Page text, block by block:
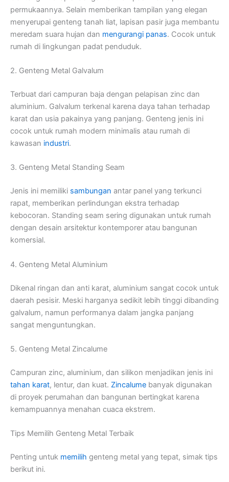
permukaannya. Selain memberikan tampilan yang elegan
menyerupai genteng tanah liat, lapisan pasir juga membantu
meredam suara hujan dan mengurangi panas. Cocok untuk
rumah di lingkungan padat penduduk.
2. Genteng Metal Galvalum
Terbuat dari campuran baja dengan pelapisan zinc dan
aluminium. Galvalum terkenal karena daya tahan terhadap
karat dan usia pakainya yang panjang. Genteng jenis ini
cocok untuk rumah modern minimalis atau rumah di
kawasan industri.
3. Genteng Metal Standing Seam
Jenis ini memiliki sambungan antar panel yang terkunci
rapat, memberikan perlindungan ekstra terhadap
kebocoran. Standing seam sering digunakan untuk rumah
dengan desain arsitektur kontemporer atau bangunan
komersial.
4. Genteng Metal Aluminium
Dikenal ringan dan anti karat, aluminium sangat cocok untuk
daerah pesisir. Meski harganya sedikit lebih tinggi dibanding
galvalum, namun performanya dalam jangka panjang
sangat menguntungkan.
5. Genteng Metal Zincalume
Campuran zinc, aluminium, dan silikon menjadikan jenis ini
tahan karat, lentur, dan kuat. Zincalume banyak digunakan
di proyek perumahan dan bangunan bertingkat karena
kemampuannya menahan cuaca ekstrem.
Tips Memilih Genteng Metal Terbaik
Penting untuk memilih genteng metal yang tepat, simak tips
berikut ini.